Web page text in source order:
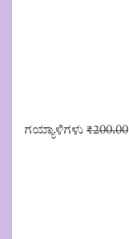
ಗಯ್ಯಾಳಿಗಳು ₹200.00